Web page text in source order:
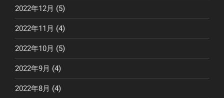
2022年12月 (5)
2022年11月 (4)
2022年10月 (5)
2022年9月 (4)
2022年8月 (4)